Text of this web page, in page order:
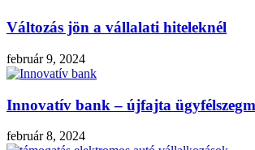
Változás jön a vállalati hiteleknél
február 9, 2024
Innovatív bank – újfajta
február 8, 2024